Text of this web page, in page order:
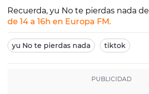
Recuerda, yu No te pierdas nada de
de 14 a 16h en Europa FM.
yu No te pierdas nada tiktok